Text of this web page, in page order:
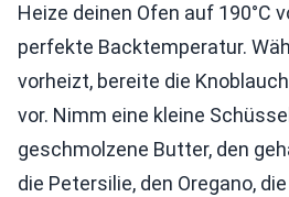
Heize deinen Ofen auf 190°C
perfekte Backtemperatur.
vorheizt, bereite die
vor. Nimm eine kleine
geschmolzene Butter, den
die Petersilie, den Oregano,